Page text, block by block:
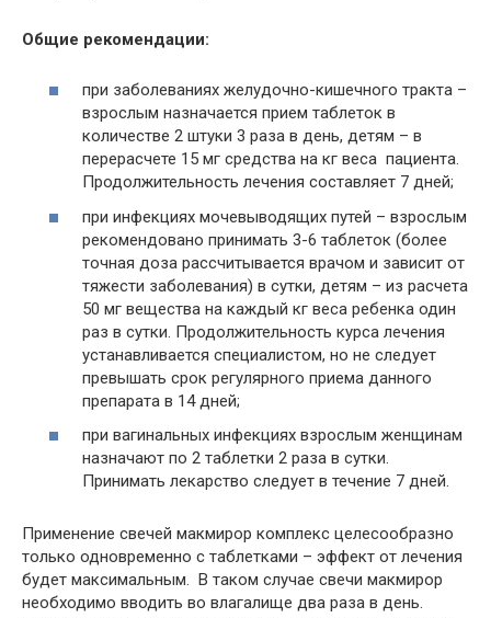
Общие рекомендации:
при заболеваниях желудочно-кишечного тракта –
взрослым назначается прием таблеток в
количестве 2 штуки 3 раза в день, детям – в
перерасчете 15 мг средства на кг веса пациента.
Продолжительность лечения составляет 7 дней;
при инфекциях мочевыводящих путей – взрослым
рекомендовано принимать 3-6 таблеток (более
точная доза рассчитывается врачом и зависит от
тяжести заболевания) в сутки, детям – из расчета
50 мг вещества на каждый кг веса ребенка один
раз в сутки. Продолжительность курса лечения
устанавливается специалистом, но не следует
превышать срок регулярного приема данного
препарата в 14 дней;
при вагинальных инфекциях взрослым женщинам
назначают по 2 таблетки 2 раза в сутки.
Принимать лекарство следует в течение 7 дней.
Применение свечей макмирор комплекс целесообразно
только одновременно с таблетками – эффект от лечения
будет максимальным. В таком случае свечи макмирор
необходимо вводить во влагалище два раза в день.